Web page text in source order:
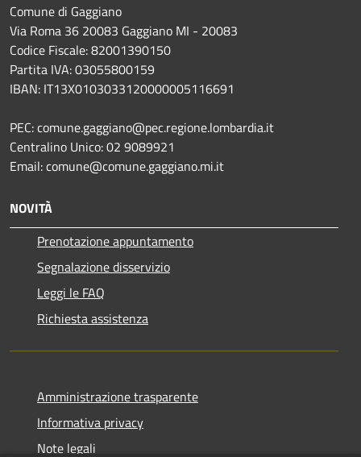
Comune di Gaggiano
Via Roma 36 20083 Gaggiano MI - 20083
Codice Fiscale: 82001390150
Partita IVA: 03055800159
IBAN: IT13X0103033120000005116691
PEC: comune.gaggiano@pec.regione.lombardia.it
Centralino Unico: 02 9089921
Email: comune@comune.gaggiano.mi.it
NOVITÀ
Prenotazione appuntamento
Segnalazione disservizio
Leggi le FAQ
Richiesta assistenza
Amministrazione trasparente
Informativa privacy
Note legali